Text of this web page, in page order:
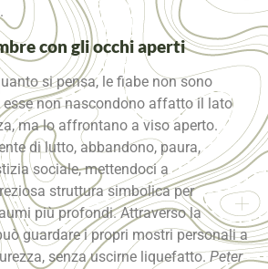
con gli occhi aperti
si pensa, le fiabe non sono
non nascondono affatto il lato
ma lo affrontano a viso aperto.
di lutto, abbandono, paura,
sociale, mettendoci a
struttura simbolica per
più profondi. Attraverso la
guardare i propri mostri personali a
senza uscirne liquefatto.Peter